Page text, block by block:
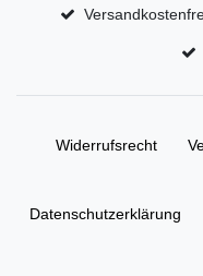
Widerrufs­recht
Daten­schutz­erklärung